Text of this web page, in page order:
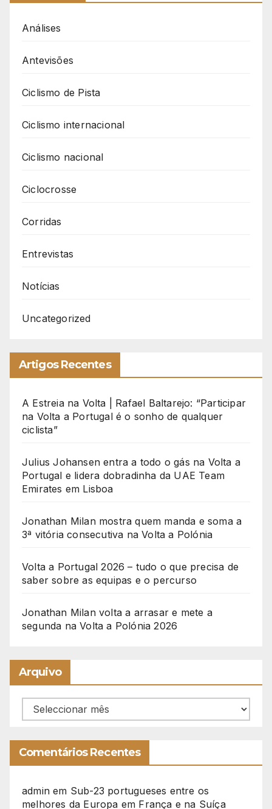
Análises
Antevisões
Ciclismo de Pista
Ciclismo internacional
Ciclismo nacional
Ciclocrosse
Corridas
Entrevistas
Notícias
Uncategorized
Artigos Recentes
A Estreia na Volta | Rafael Baltarejo: “Participar
na Volta a Portugal é o sonho de qualquer
ciclista”
Julius Johansen entra a todo o gás na Volta a
Portugal e lidera dobradinha da UAE Team
Emirates em Lisboa
Jonathan Milan mostra quem manda e soma a
3ª vitória consecutiva na Volta a Polónia
Volta a Portugal 2026 – tudo o que precisa de
saber sobre as equipas e o percurso
Jonathan Milan volta a arrasar e mete a
segunda na Volta a Polónia 2026
Arquivo
Arquivo
Comentários Recentes
admin em Sub-23 portugueses entre os
melhores da Europa em França e na Suíça